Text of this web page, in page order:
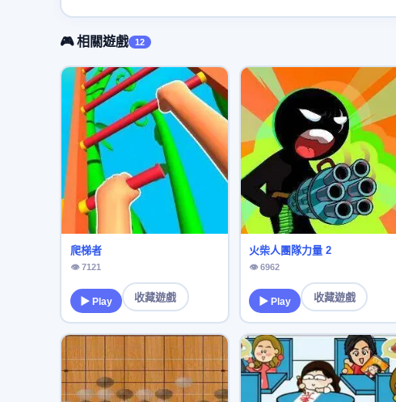
🎮 相關遊戲 12
爬梯者
👁 7121
▶ Play 收藏遊戲
火柴人團隊力量 2
👁 6962
▶ Play 收藏遊戲